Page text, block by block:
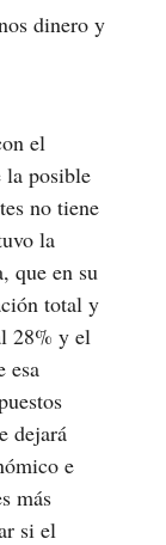
dinero y
el
la posible
no tiene
la
que en su
total y
28% y el
esa
dejará
e
más
si el